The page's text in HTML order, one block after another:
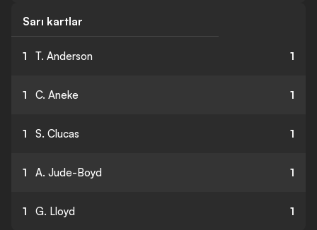
Sarı kartlar
1 T. Anderson 1
1 C. Aneke 1
1 S. Clucas 1
1 A. Jude-Boyd 1
1 G. Lloyd 1